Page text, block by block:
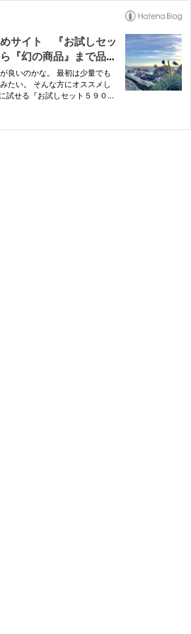
サイト 『お試しセッ
『幻の商品』まで品揃
良いのかな。 最初は少量でも
たい。 そんな方にオススメし
試せる『お試しセット５９０
少し前にお試しセットを購